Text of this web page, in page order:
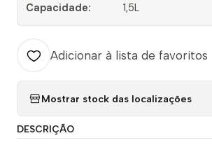
Capacidade: 1,5L
Adicionar à lista de favoritos
Mostrar stock das localizações
DESCRIÇÃO